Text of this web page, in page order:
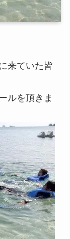
来ていた皆
ルを頂きま